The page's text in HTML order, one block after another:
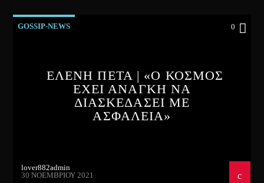
GOSSIP-NEWS 0
ΕΛΕΝΗ ΠΕΤΑ | «Ο ΚΟΣΜΟΣ
ΕΧΕΙ ΑΝΑΓΚΗ ΝΑ
ΔΙΑΣΚΕΔΑΣΕΙ ΜΕ
ΑΣΦΑΛΕΙΑ»
lover882admin
30 ΝΟΕΜΒΡΊΟΥ 2021